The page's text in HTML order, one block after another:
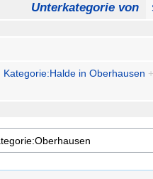
Unterkategorie von
Kategorie:Halde in Oberhausen +